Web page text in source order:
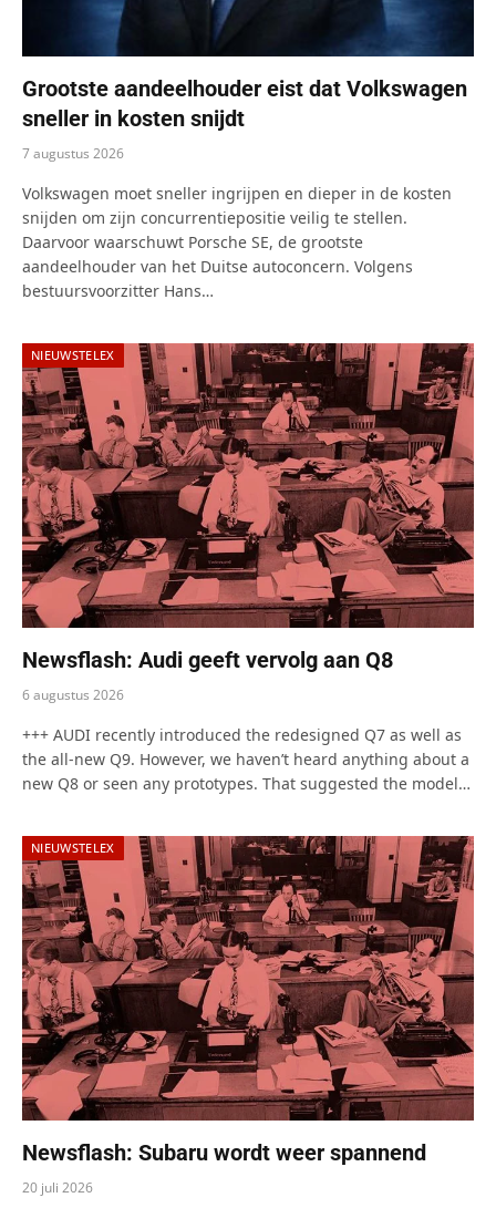
Grootste aandeelhouder eist dat Volkswagen
sneller in kosten snijdt
7 augustus 2026
Volkswagen moet sneller ingrijpen en dieper in de kosten
snijden om zijn concurrentiepositie veilig te stellen.
Daarvoor waarschuwt Porsche SE, de grootste
aandeelhouder van het Duitse autoconcern. Volgens
bestuursvoorzitter Hans…
NIEUWSTELEX
Newsflash: Audi geeft vervolg aan Q8
6 augustus 2026
+++ AUDI recently introduced the redesigned Q7 as well as
the all-new Q9. However, we haven’t heard anything about a
new Q8 or seen any prototypes. That suggested the model…
NIEUWSTELEX
Newsflash: Subaru wordt weer spannend
20 juli 2026